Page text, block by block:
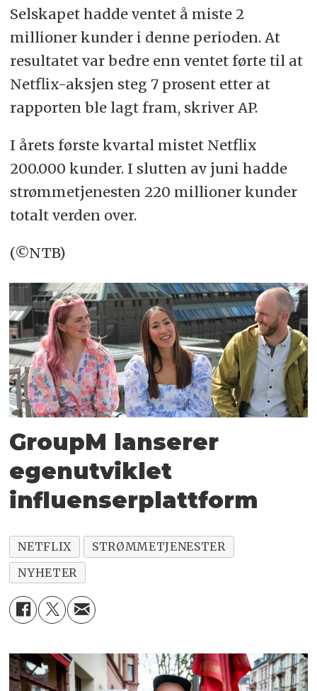
Selskapet hadde ventet å miste 2
millioner kunder i denne perioden. At
resultatet var bedre enn ventet førte til at
Netflix-aksjen steg 7 prosent etter at
rapporten ble lagt fram, skriver AP.
I årets første kvartal mistet Netflix
200.000 kunder. I slutten av juni hadde
strømmetjenesten 220 millioner kunder
totalt verden over.
(©NTB)
GroupM lanserer
egenutviklet
influenserplattform
NETFLIX
STRØMMETJENESTER
NYHETER